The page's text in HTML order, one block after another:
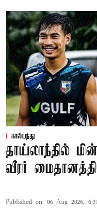
கால்பந்து
தாய்லாந்தில்
வீரர்
Published on: 06 Aug 2026,